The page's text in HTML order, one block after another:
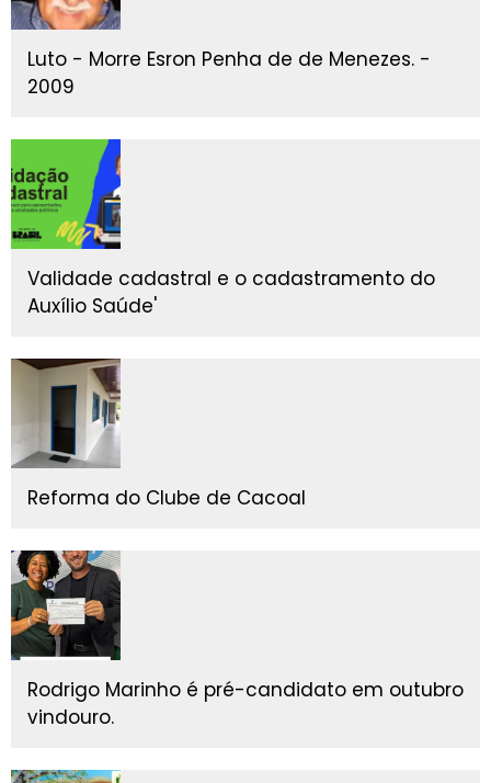
Luto - Morre Esron Penha de de Menezes. -
2009
Validade cadastral e o cadastramento do
Auxílio Saúde'
Reforma do Clube de Cacoal
Rodrigo Marinho é pré-candidato em outubro
vindouro.